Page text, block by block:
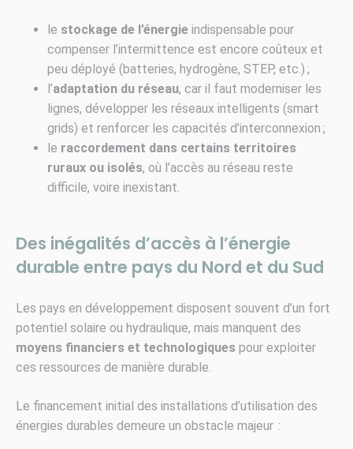
le stockage de l’énergie indispensable pour
compenser l’intermittence est encore coûteux et
peu déployé (batteries, hydrogène, STEP, etc.) ;
l’adaptation du réseau, car il faut moderniser les
lignes, développer les réseaux intelligents (smart
grids) et renforcer les capacités d’interconnexion ;
le raccordement dans certains territoires
ruraux ou isolés, où l’accès au réseau reste
difficile, voire inexistant.
Des inégalités d’accès à l’énergie
durable entre pays du Nord et du Sud
Les pays en développement disposent souvent d’un fort
potentiel solaire ou hydraulique, mais manquent des
moyens financiers et technologiques pour exploiter
ces ressources de manière durable.
Le financement initial des installations d’utilisation des
énergies durables demeure un obstacle majeur :